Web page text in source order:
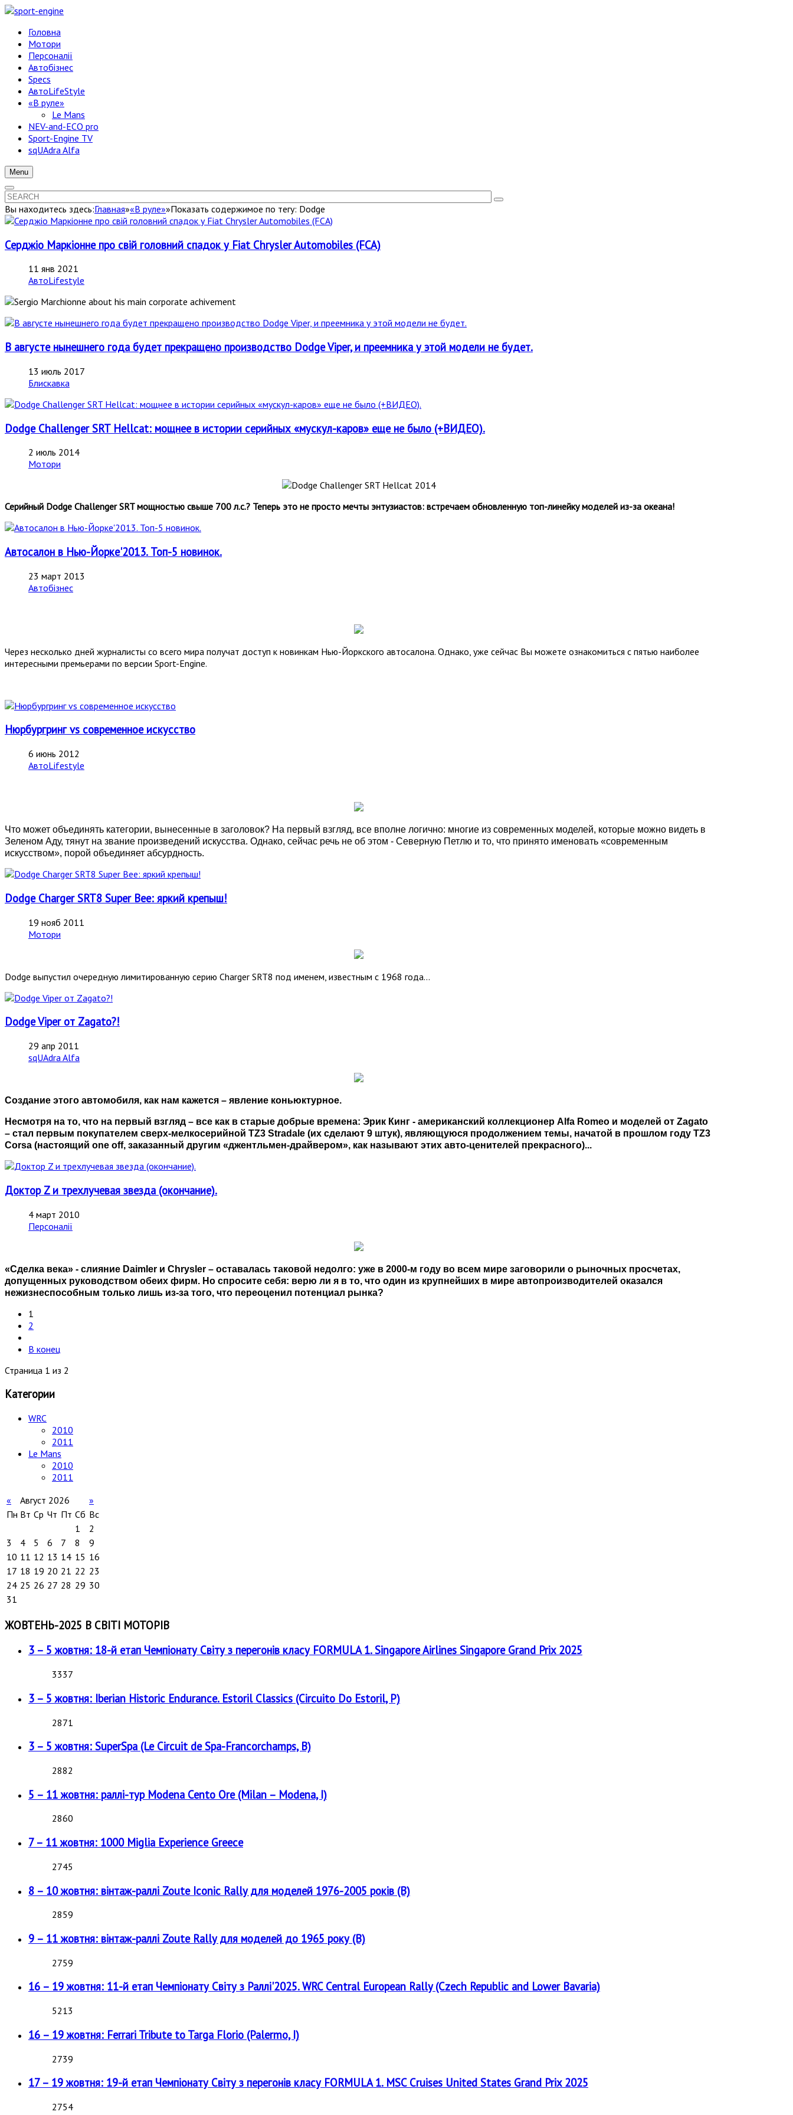
Головна
Мотори
Персоналії
Автобізнес
Specs
АвтоLifeStyle
«В руле»
Le Mans
NEV-and-ECO pro
Sport-Engine TV
sqUAdra Alfa
Menu
Вы находитесь здесь:Главная»«В руле»»Показать содержимое по тегу: Dodge
Серджіо Маркіонне про свій головний спадок у Fiat Chrysler Automobiles (FCA)
11 янв 2021
АвтоLifestyle
В августе нынешнего года будет прекращено производство Dodge Viper, и преемника у этой модели не будет.
13 июль 2017
Блискавка
Dodge Challenger SRT Hellcat: мощнее в истории серийных «мускул-каров» еще не было (+ВИДЕО).
2 июль 2014
Мотори
Серийный Dodge Challenger SRT мощностью свыше 700 л.с.? Теперь это не просто мечты энтузиастов: встречаем обновленную топ-линейку моделей из-за океана!
Автосалон в Нью-Йорке'2013. Топ-5 новинок.
23 март 2013
Автобізнес
Через несколько дней журналисты со всего мира получат доступ к новинкам Нью-Йоркского автосалона. Однако, уже сейчас Вы можете ознакомиться с пятью наиболее
интересными премьерами по верcии Sport-Engine.
Нюрбургринг vs современное искусство
6 июнь 2012
АвтоLifestyle
Что может объединять категории, вынесенные в заголовок? На первый взгляд, все вполне логично: многие из современных моделей, которые можно видеть в
Зеленом Аду, тянут на звание произведений искусства. Однако, сейчас речь не об этом - Северную Петлю и то, что принято именовать «современным
искусством», порой объединяет абсурдность.
Dodge Charger SRT8 Super Bee: яркий крепыш!
19 нояб 2011
Мотори
Dodge выпустил очередную лимитированную серию Charger SRT8 под именем, известным с 1968 года...
Dodge Viper от Zagato?!
29 апр 2011
sqUAdra Alfa
Создание этого автомобиля, как нам кажется – явление коньюктурное.
Несмотря на то, что на первый взгляд – все как в старые добрые времена: Эрик Кинг - американский коллекционер Alfa Romeo и моделей от Zagato
– стал первым покупателем сверх-мелкосерийной TZ3 Stradale (их сделают 9 штук), являющуюся продолжением темы, начатой в прошлом году TZ3
Corsa (настоящий one off, заказанный другим «джентльмен-драйвером», как называют этих авто-ценителей прекрасного)...
Доктор Z и трехлучевая звезда (окончание).
4 март 2010
Персоналії
«Сделка века» - слияние Daimler и Chrysler – оставалась таковой недолго: уже в 2000-м году во всем мире заговорили о рыночных просчетах,
допущенных руководством обеих фирм. Но спросите себя: верю ли я в то, что один из крупнейших в мире автопроизводителей оказался
нежизнеспособным только лишь из-за того, что переоценил потенциал рынка?
1
2
В конец
Страница 1 из 2
Категории
WRC
2010
2011
Le Mans
2010
2011
«
Август 2026
»
Пн Вт Ср Чт Пт Сб Вс
1
2
3
4 5 6 7 8
9
10 11 12 13 14 15 16
17 18 19 20 21 22 23
24 25 26 27 28 29 30
31
ЖОВТЕНЬ-2025 В СВІТІ МОТОРІВ
3 – 5 жовтня: 18-й етап Чемпіонату Світу з перегонів класу FORMULA 1. Singapore Airlines Singapore Grand Prix 2025
3337
3 – 5 жовтня: Iberian Historic Endurance. Estoril Classics (Circuito Do Estoril, P)
2871
3 – 5 жовтня: SuperSpa (Le Circuit de Spa-Francorchamps, B)
2882
5 – 11 жовтня: раллі-тур Modena Cento Ore (Milan – Modena, I)
2860
7 – 11 жовтня: 1000 Miglia Experience Greece
2745
8 – 10 жовтня: вінтаж-раллі Zoute Iconic Rally для моделей 1976-2005 років (B)
2859
9 – 11 жовтня: вінтаж-раллі Zoute Rally для моделей до 1965 року (B)
2759
16 – 19 жовтня: 11-й етап Чемпіонату Світу з Раллі'2025. WRC Central European Rally (Czech Republic and Lower Bavaria)
5213
16 – 19 жовтня: Ferrari Tribute to Targa Florio (Palermo, I)
2739
17 – 19 жовтня: 19-й етап Чемпіонату Світу з перегонів класу FORMULA 1. MSC Cruises United States Grand Prix 2025
2754